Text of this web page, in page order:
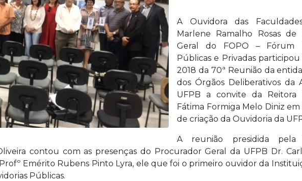
A Ouvidora das
Marlene Ramalho Rosas de
Geral do FOPO – Fórum
Públicas e Privadas
2018 da 70ª Reunião da
dos Órgãos Deliberativos da
UFPB a convite da Reitora
Fátima Formiga Melo Diniz
de criação da Ouvidoria da
A reunião presidida pela
contou com as presenças do Procurador Geral da UFPB Dr.
Emérito Rubens Pinto Lyra, ele que foi o primeiro ouvidor da
Públicas.